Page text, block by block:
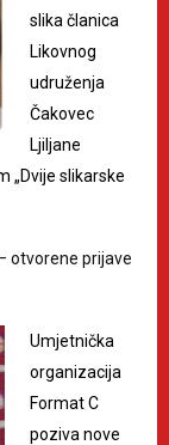
slika članica
Likovnog
udruženja
Čakovec
Ljiljane
„Dvije slikarske
otvorene prijave
Umjetnička
organizacija
Format C
poziva nove